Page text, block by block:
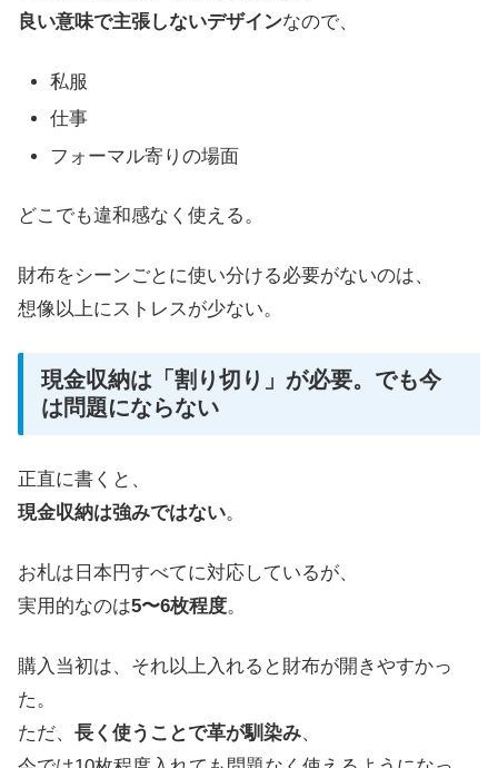
良い意味で主張しないデザインなので、
私服
仕事
フォーマル寄りの場面
どこでも違和感なく使える。
財布をシーンごとに使い分ける必要がないのは、
想像以上にストレスが少ない。
現金収納は「割り切り」が必要。でも今
は問題にならない
正直に書くと、
現金収納は強みではない。
お札は日本円すべてに対応しているが、
実用的なのは5〜6枚程度。
購入当初は、それ以上入れると財布が開きやすかっ
た。
ただ、 長く使うことで革が馴染み、